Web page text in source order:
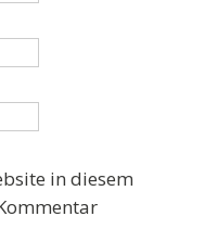
in diesem